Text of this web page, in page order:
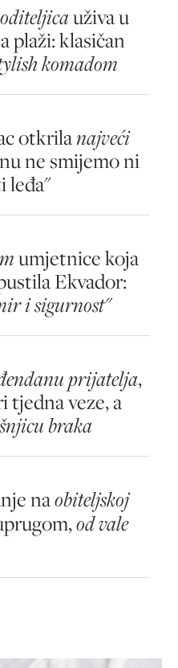
uživa u
plaži: klasičan
komadom
otkrilanajveći
ne smijemo ni
leđa"
umjetnice koja
Ekvador:
i sigurnost"
prijatelja,
tjedna veze, a
braka
naobiteljskoj
od vale